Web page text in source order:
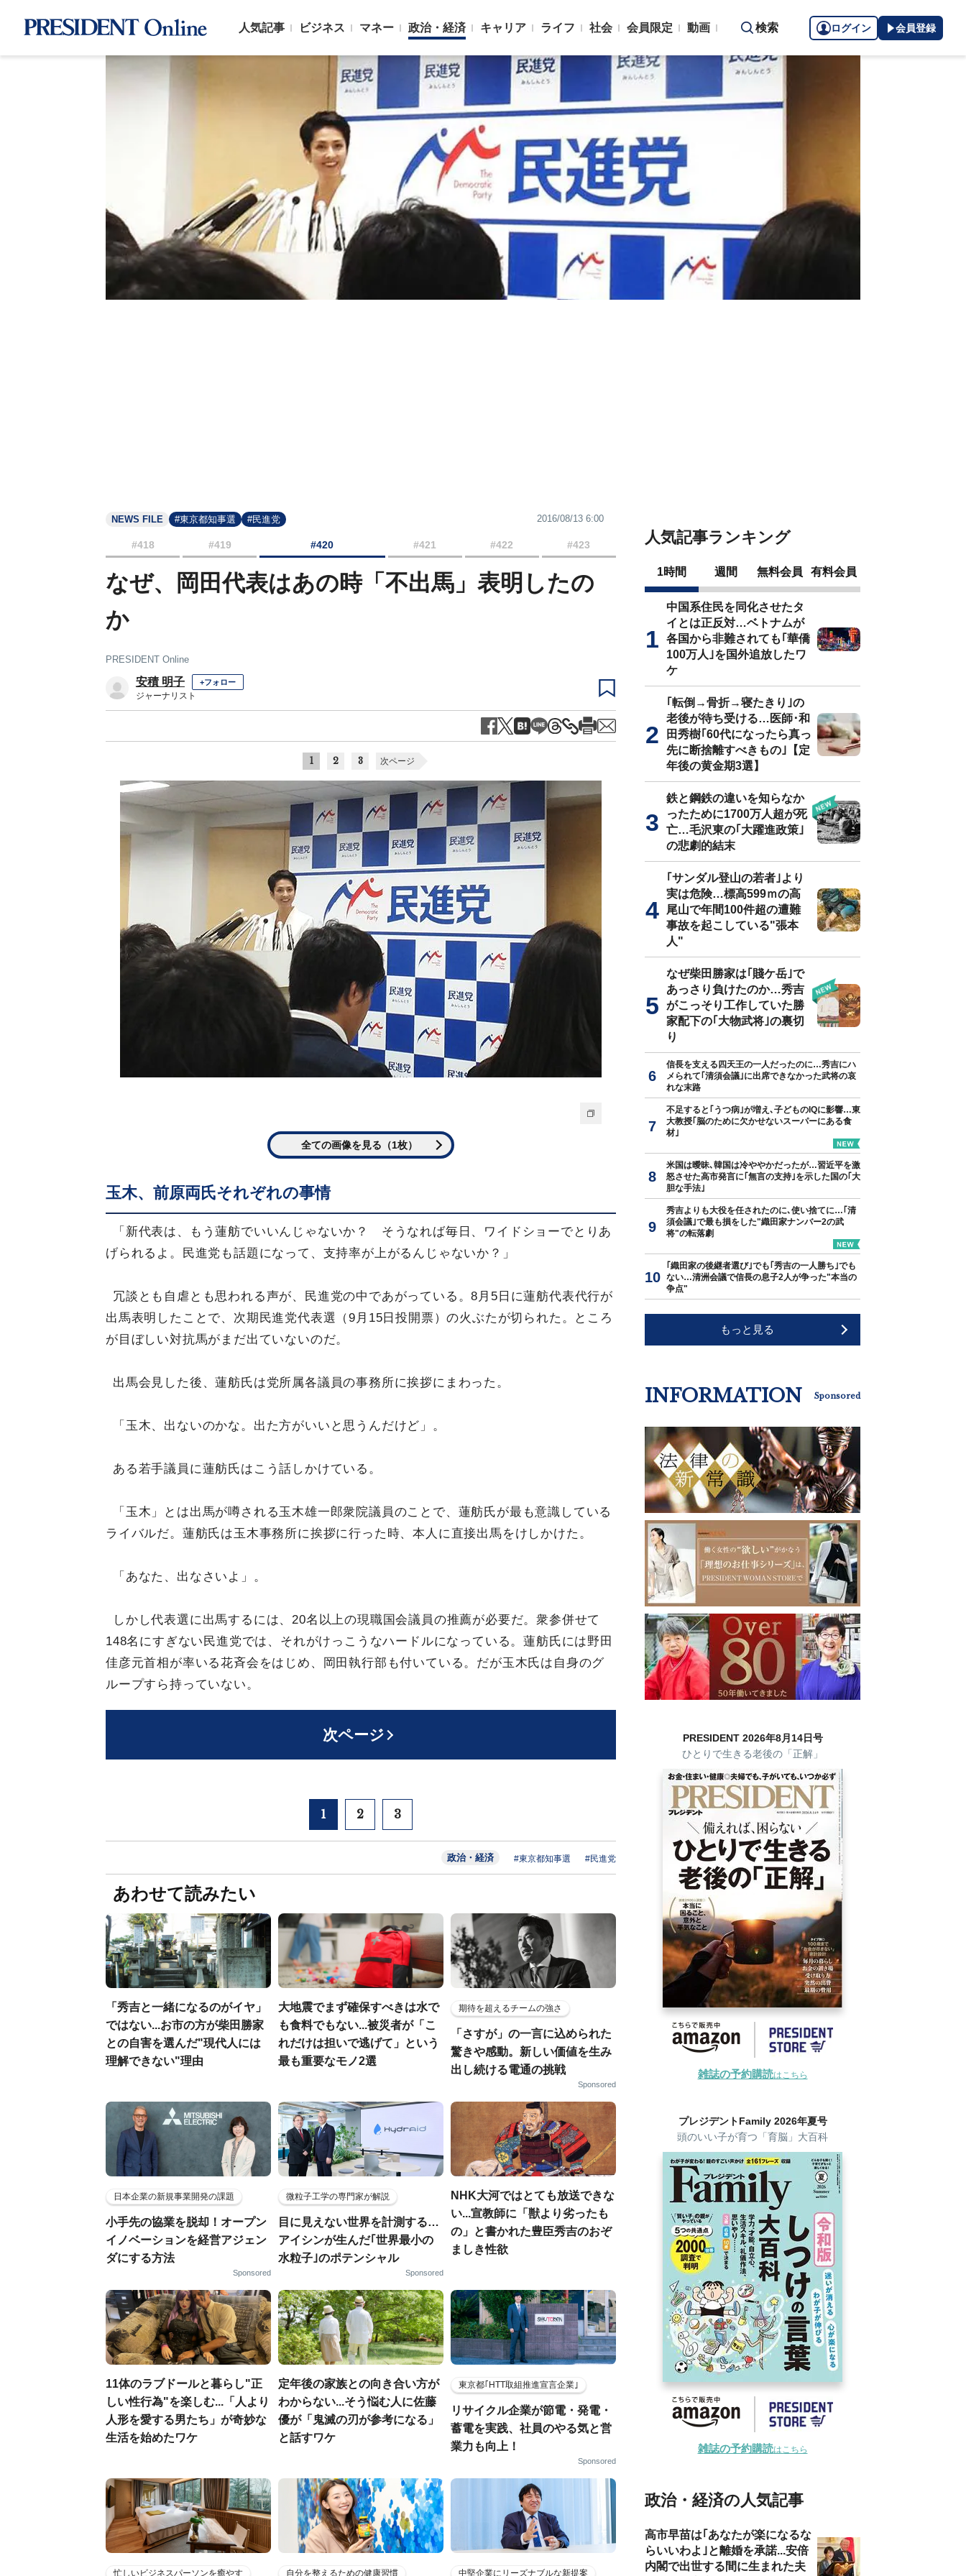
人気記事 ビジネス マネー 政治・経済 キャリア ライフ 社会 会員限定 動画 検索 ログイン 会員登録
NEWS FILE #東京都知事選 #民進党 2016/08/13 6:00
#418 #419 #420 #421 #422 #423
なぜ、岡田代表はあの時「不出馬」表明したの
か
PRESIDENT Online
安積 明子 +フォロー
ジャーナリスト
1 2 3 次ページ
全ての画像を見る（1枚）
玉木、前原両氏それぞれの事情
「新代表は、もう蓮舫でいいんじゃないか？ そうなれば毎日、ワイドショーでとりあ
げられるよ。民進党も話題になって、支持率が上がるんじゃないか？」
冗談とも自虐とも思われる声が、民進党の中であがっている。8月5日に蓮舫代表代行が
出馬表明したことで、次期民進党代表選（9月15日投開票）の火ぶたが切られた。ところ
が目ぼしい対抗馬がまだ出ていないのだ。
出馬会見した後、蓮舫氏は党所属各議員の事務所に挨拶にまわった。
「玉木、出ないのかな。出た方がいいと思うんだけど」。
ある若手議員に蓮舫氏はこう話しかけている。
「玉木」とは出馬が噂される玉木雄一郎衆院議員のことで、蓮舫氏が最も意識している
ライバルだ。蓮舫氏は玉木事務所に挨拶に行った時、本人に直接出馬をけしかけた。
「あなた、出なさいよ」。
しかし代表選に出馬するには、20名以上の現職国会議員の推薦が必要だ。衆参併せて
148名にすぎない民進党では、それがけっこうなハードルになっている。蓮舫氏には野田
佳彦元首相が率いる花斉会をはじめ、岡田執行部も付いている。だが玉木氏は自身のグ
ループすら持っていない。
次ページ
1 2 3
政治・経済 #東京都知事選 #民進党
あわせて読みたい
「秀吉と一緒になるのがイヤ」
ではない...お市の方が柴田勝家
との自害を選んだ"現代人には
理解できない"理由
大地震でまず確保すべきは水で
も食料でもない...被災者が「こ
れだけは担いで逃げて」という
最も重要なモノ2選
期待を超えるチームの強さ
「さすが」の一言に込められた
驚きや感動。新しい価値を生み
出し続ける電通の挑戦
Sponsored
日本企業の新規事業開発の課題
小手先の協業を脱却！オープン
イノベーションを経営アジェン
ダにする方法
Sponsored
微粒子工学の専門家が解説
目に見えない世界を計測する…
アイシンが生んだ｢世界最小の
水粒子｣のポテンシャル
Sponsored
NHK大河ではとても放送できな
い...宣教師に「獣より劣ったも
の」と書かれた豊臣秀吉のおぞ
ましき性欲
11体のラブドールと暮らし"正
しい性行為"を楽しむ...「人より
人形を愛する男たち」が奇妙な
生活を始めたワケ
定年後の家族との向き合い方が
わからない...そう悩む人に佐藤
優が「鬼滅の刃が参考になる」
と話すワケ
東京都｢HTT取組推進宣言企業｣
リサイクル企業が節電・発電・
蓄電を実践、社員のやる気と営
業力も向上！
Sponsored
忙しいビジネスパーソンを癒やす 自分を整えるための健康習慣 中堅企業にリーズナブルな新提案
人気記事ランキング
1時間 週間 無料会員 有料会員
中国系住民を同化させたタ
イとは正反対…ベトナムが
各国から非難されても｢華僑
100万人｣を国外追放したワ
ケ
｢転倒→骨折→寝たきり｣の
老後が待ち受ける…医師･和
田秀樹｢60代になったら真っ
先に断捨離すべきもの｣【定
年後の黄金期3選】
鉄と鋼鉄の違いを知らなか
ったために1700万人超が死
亡…毛沢東の｢大躍進政策｣
の悲劇的結末
｢サンダル登山の若者｣より
実は危険…標高599ｍの高
尾山で年間100件超の遭難
事故を起こしている"張本
人"
なぜ柴田勝家は｢賤ケ岳｣で
あっさり負けたのか…秀吉
がこっそり工作していた勝
家配下の｢大物武将｣の裏切
り
信長を支える四天王の一人だったのに…秀吉にハ
メられて｢清須会議｣に出席できなかった武将の哀
れな末路
不足すると｢うつ病｣が増え､子どものIQに影響…東
大教授｢脳のために欠かせないスーパーにある食
材｣
米国は曖昧､韓国は冷ややかだったが…習近平を激
怒させた高市発言に｢無言の支持｣を示した国の｢大
胆な手法｣
秀吉よりも大役を任されたのに､使い捨てに…｢清
須会議｣で最も損をした"織田家ナンバー2の武
将"の転落劇
｢織田家の後継者選び｣でも｢秀吉の一人勝ち｣でも
ない…清洲会議で信長の息子2人が争った"本当の
争点"
もっと見る
INFORMATION Sponsored
PRESIDENT 2026年8月14日号
ひとりで生きる老後の「正解」
雑誌の予約購読はこちら
プレジデントFamily 2026年夏号
頭のいい子が育つ「育脳」大百科
雑誌の予約購読はこちら
政治・経済の人気記事
高市早苗は｢あなたが楽になるな
らいいわよ｣と離婚を承諾...安倍
内閣で出世する間に生まれた夫